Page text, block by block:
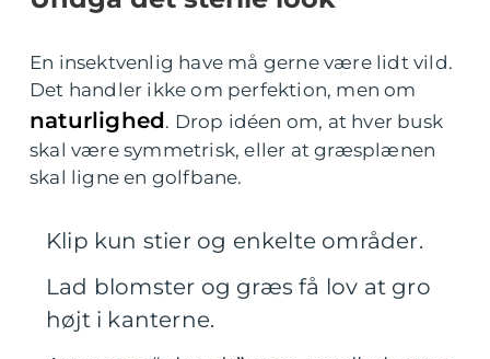
En insektvenlig have må gerne være lidt vild.
Det handler ikke om perfektion, men om
naturlighed. Drop idéen om, at hver busk
skal være symmetrisk, eller at græsplænen
skal ligne en golfbane.
Klip kun stier og enkelte områder.
Lad blomster og græs få lov at gro
højt i kanterne.